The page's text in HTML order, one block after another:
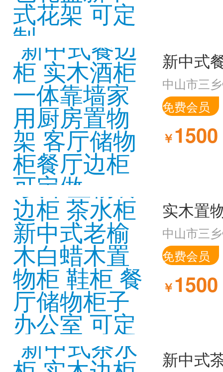
中山市三
免费会员
￥1500
中山市三
免费会员
￥1500